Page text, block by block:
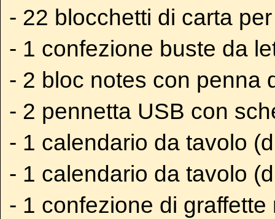
- 22 blocchetti di carta
- 1 confezione buste da
- 2 bloc notes con penna
- 2 pennetta USB con
- 1 calendario da tavolo
- 1 calendario da tavolo
- 1 confezione di graffette